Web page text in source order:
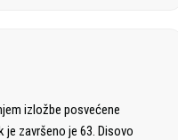
izložbe posvećene
završeno je 63. Disovo